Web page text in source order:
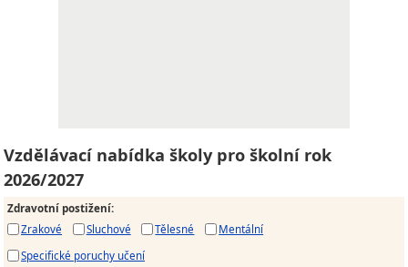
Vzdělávací nabídka školy pro školní rok
2026/2027
Zdravotní postižení:
Zrakové
Sluchové Tělesné
Mentální
Specifické poruchy učení